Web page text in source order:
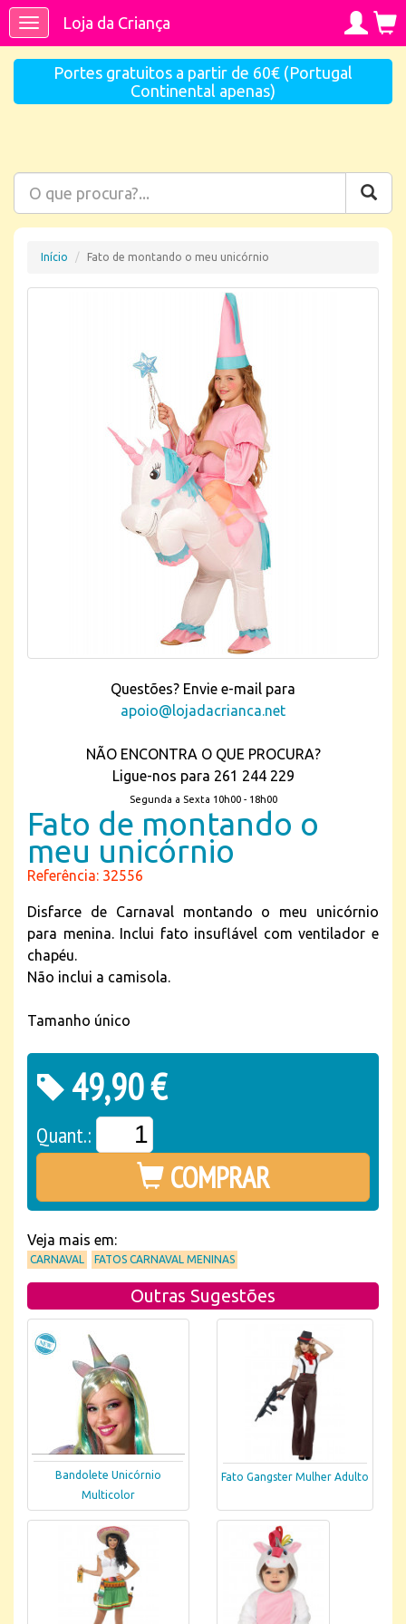
ToggleLoja da Criança
Portes gratuitos a partir de 60€ (Portugal
Continental apenas)
Início Fato de montando o meu unicórnio
Questões? Envie e-mail para
apoio@lojadacrianca.net
NÃO ENCONTRA O QUE PROCURA?
Ligue-nos para 261 244 229
Segunda a Sexta 10h00 - 18h00
Fato de montando o
meu unicórnio
Referência: 32556
Disfarce de Carnaval montando o meu unicórnio
para menina. Inclui fato insuflável com ventilador e
chapéu.
Não inclui a camisola.
Tamanho único
49,90 €
Quant.:
COMPRAR
Veja mais em:
CARNAVAL FATOS CARNAVAL MENINAS
Outras Sugestões
Bandolete Unicórnio
Multicolor
Fato Gangster Mulher Adulto